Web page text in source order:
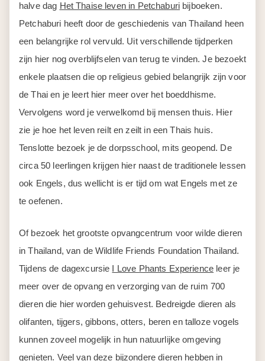
halve dag Het Thaise leven in Petchaburi bijboeken.
Petchaburi heeft door de geschiedenis van Thailand heen
een belangrijke rol vervuld. Uit verschillende tijdperken
zijn hier nog overblijfselen van terug te vinden. Je bezoekt
enkele plaatsen die op religieus gebied belangrijk zijn voor
de Thai en je leert hier meer over het boeddhisme.
Vervolgens word je verwelkomd bij mensen thuis. Hier
zie je hoe het leven reilt en zeilt in een Thais huis.
Tenslotte bezoek je de dorpsschool, mits geopend. De
circa 50 leerlingen krijgen hier naast de traditionele lessen
ook Engels, dus wellicht is er tijd om wat Engels met ze
te oefenen.
Of bezoek het grootste opvangcentrum voor wilde dieren
in Thailand, van de Wildlife Friends Foundation Thailand.
Tijdens de dagexcursie I Love Phants Experience leer je
meer over de opvang en verzorging van de ruim 700
dieren die hier worden gehuisvest. Bedreigde dieren als
olifanten, tijgers, gibbons, otters, beren en talloze vogels
kunnen zoveel mogelijk in hun natuurlijke omgeving
genieten. Veel van deze bijzondere dieren hebben in